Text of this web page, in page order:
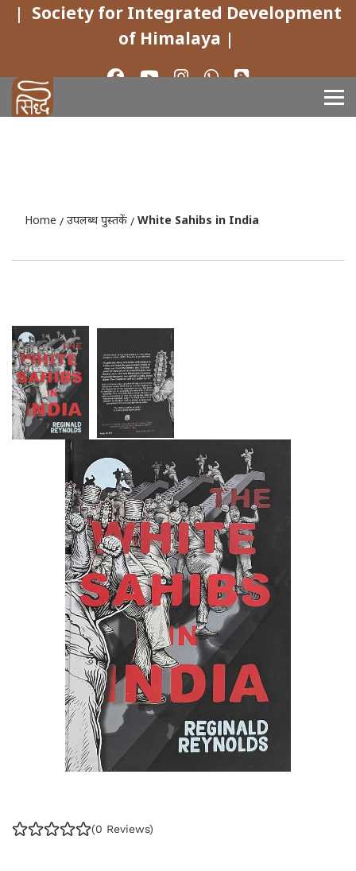
| Society for Integrated Development
of Himalaya |
Home उपलब्ध पुस्तकें White Sahibs in India
(0 Reviews)